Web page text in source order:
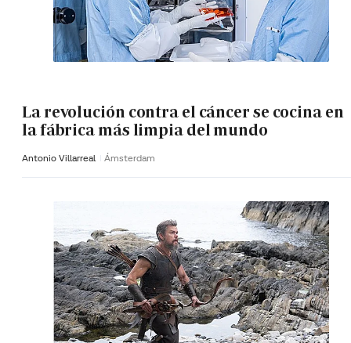
La revolución contra el cáncer se cocina en
la fábrica más limpia del mundo
Antonio Villarreal Ámsterdam